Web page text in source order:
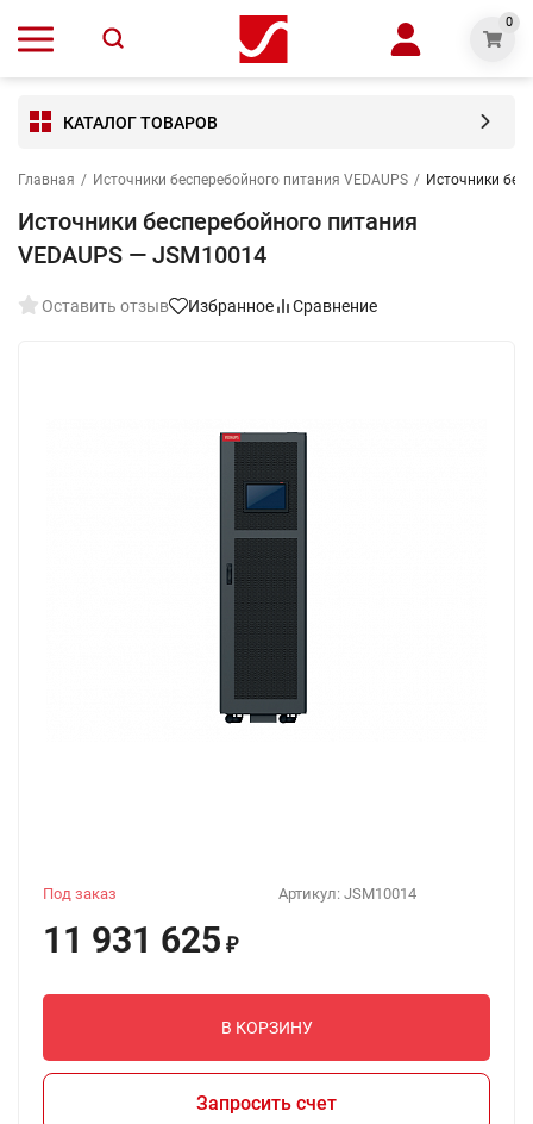
0
КАТАЛОГ ТОВАРОВ
Главная / Источники бесперебойного питания VEDAUPS / Источники
Источники бесперебойного питания
VEDAUPS — JSM10014
Оставить отзыв Избранное Сравнение
Артикул: JSM10014
Под заказ
11 931 625 ₽
В КОРЗИНУ
Запросить счет